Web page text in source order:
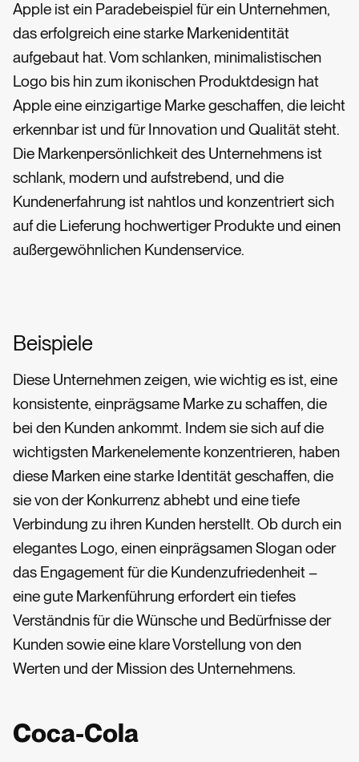
Apple ist ein Paradebeispiel für ein Unternehmen,
das erfolgreich eine starke Markenidentität
aufgebaut hat. Vom schlanken, minimalistischen
Logo bis hin zum ikonischen Produktdesign hat
Apple eine einzigartige Marke geschaffen, die leicht
erkennbar ist und für Innovation und Qualität steht.
Die Markenpersönlichkeit des Unternehmens ist
schlank, modern und aufstrebend, und die
Kundenerfahrung ist nahtlos und konzentriert sich
auf die Lieferung hochwertiger Produkte und einen
außergewöhnlichen Kundenservice.
Beispiele
Diese Unternehmen zeigen, wie wichtig es ist, eine
konsistente, einprägsame Marke zu schaffen, die
bei den Kunden ankommt. Indem sie sich auf die
wichtigsten Markenelemente konzentrieren, haben
diese Marken eine starke Identität geschaffen, die
sie von der Konkurrenz abhebt und eine tiefe
Verbindung zu ihren Kunden herstellt. Ob durch ein
elegantes Logo, einen einprägsamen Slogan oder
das Engagement für die Kundenzufriedenheit –
eine gute Markenführung erfordert ein tiefes
Verständnis für die Wünsche und Bedürfnisse der
Kunden sowie eine klare Vorstellung von den
Werten und der Mission des Unternehmens.
Coca-Cola